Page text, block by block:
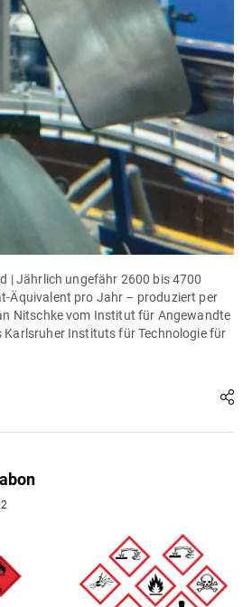
| Jährlich ungefähr 2600 bis 4700
Äquivalent pro Jahr – produziert per
Nitschke vom Institut für Angewandte
Karlsruher Instituts für Technologie für